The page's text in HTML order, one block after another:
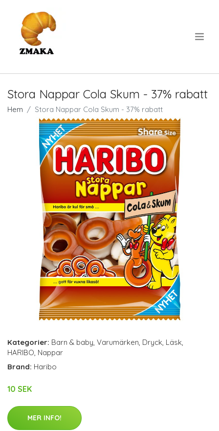
Stora Nappar Cola Skum - 37% rabatt
Hem Stora Nappar Cola Skum - 37% rabatt
Kategorier: Barn & baby, Varumärken, Dryck, Läsk,
HARIBO, Nappar
Brand: Haribo
10 SEK
MER INFO!